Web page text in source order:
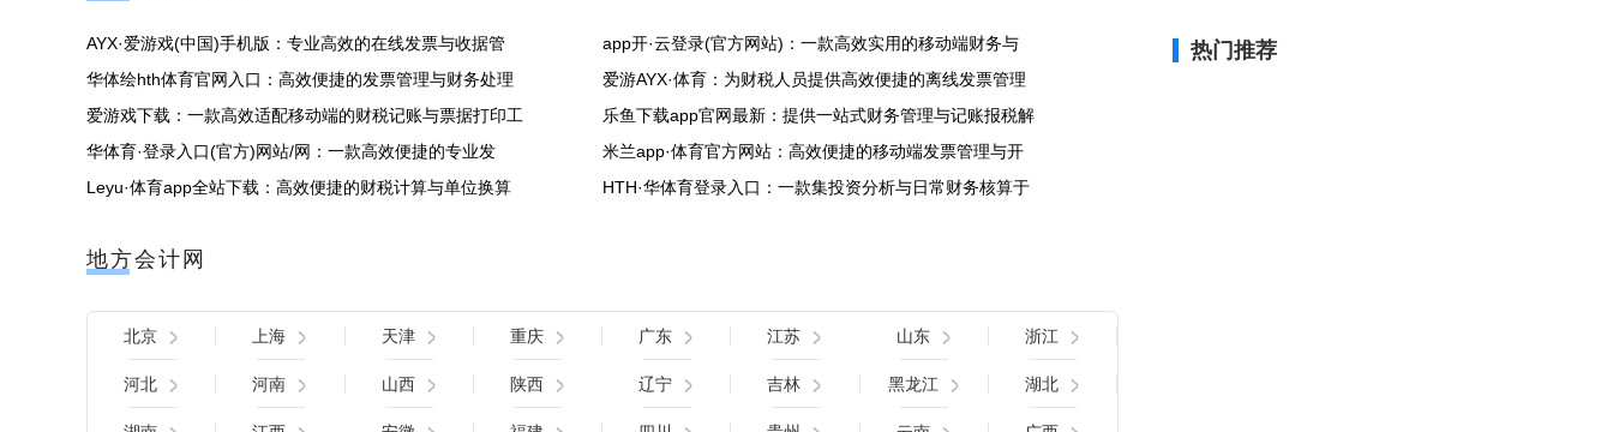
AYX·爱游戏(中国)手机版：专业高效的在线发票与收据管
app开·云登录(官方网站)：一款高效实用的移动端财务与
华体绘hth体育官网入口：高效便捷的发票管理与财务处理
爱游AYX·体育：为财税人员提供高效便捷的离线发票管理
爱游戏下载：一款高效适配移动端的财税记账与票据打印工
乐鱼下载app官网最新：提供一站式财务管理与记账报税解
华体育·登录入口(官方)网站/网：一款高效便捷的专业发
米兰app·体育官方网站：高效便捷的移动端发票管理与开
Leyu·体育app全站下载：高效便捷的财税计算与单位换算
HTH·华体育登录入口：一款集投资分析与日常财务核算于
地方会计网
北京 上海 天津 重庆 广东 江苏 山东 浙江
河北 河南 山西 陕西 辽宁 吉林 黑龙江 湖北
热门推荐